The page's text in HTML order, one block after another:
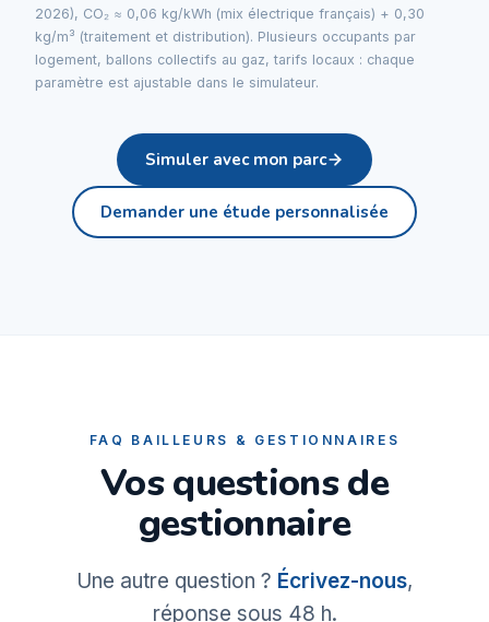
2026), CO₂ ≈ 0,06 kg/kWh (mix électrique français) + 0,30
kg/m³ (traitement et distribution). Plusieurs occupants par
logement, ballons collectifs au gaz, tarifs locaux : chaque
paramètre est ajustable dans le simulateur.
Simuler avec mon parc
Demander une étude personnalisée
FAQ BAILLEURS & GESTIONNAIRES
Vos questions de
gestionnaire
Une autre question ? Écrivez-nous,
réponse sous 48 h.